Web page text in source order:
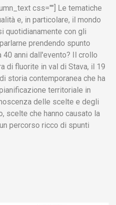
css=""] Le tematiche
e, in particolare, il mondo
quotidianamente con gli
prendendo spunto
40 anni dall'evento? Il crollo
di fluorite in val di Stava, il 19
storia contemporanea che ha
territoriale in
delle scelte e degli
scelte che hanno causato la
percorso ricco di spunti